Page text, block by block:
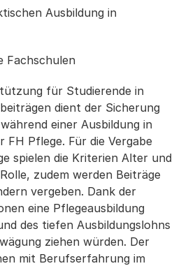
Ausbildung in
Fachschulen
für Studierende in
dient der Sicherung
einer Ausbildung in
FH Pflege. Für die Vergabe
spielen die Kriterien Alter und
zudem werden Beiträge
vergeben. Dank der
eine Pflegeausbildung
des tiefen Ausbildungslohns
ziehen würden. Der
mit Berufserfahrung im